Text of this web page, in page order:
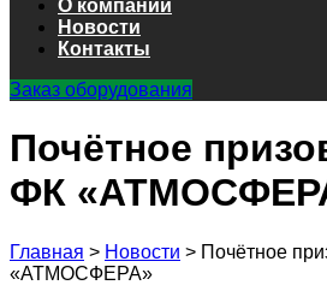
О компании
Новости
Контакты
Заказ оборудования
Почётное
ФК
Главная > Новости > Почётное
«АТМОСФЕРА»